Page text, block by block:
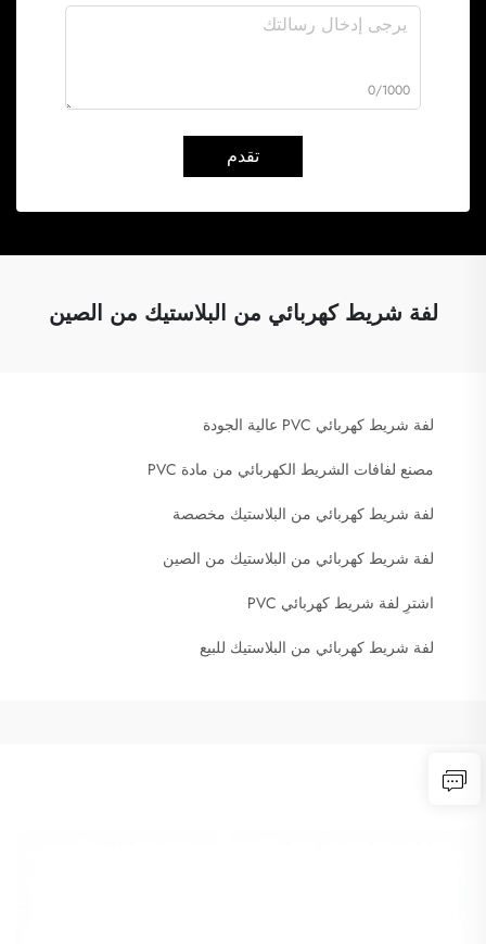
0/1000
تقدم
لفة شريط كهربائي من البلاستيك من الصين
لفة شريط كهربائي PVC عالية الجودة
مصنع لفافات الشريط الكهربائي من مادة PVC
لفة شريط كهربائي من البلاستيك مخصصة
لفة شريط كهربائي من البلاستيك من الصين
اشترِ لفة شريط كهربائي PVC
لفة شريط كهربائي من البلاستيك للبيع